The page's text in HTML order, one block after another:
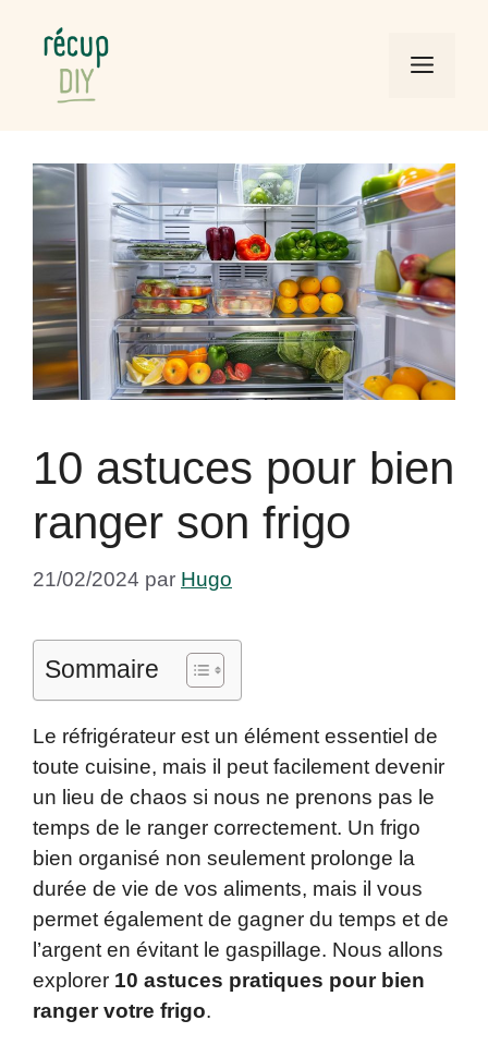
contenu
10 astuces pour bien
ranger son frigo
21/02/2024 par Hugo
Sommaire
Le réfrigérateur est un élément essentiel de
toute cuisine, mais il peut facilement devenir
un lieu de chaos si nous ne prenons pas le
temps de le ranger correctement. Un frigo
bien organisé non seulement prolonge la
durée de vie de vos aliments, mais il vous
permet également de gagner du temps et de
l’argent en évitant le gaspillage. Nous allons
explorer 10 astuces pratiques pour bien
ranger votre frigo.